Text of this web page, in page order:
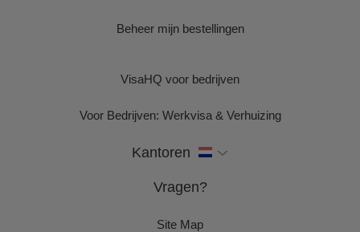
Beheer mijn bestellingen
VisaHQ voor bedrijven
Voor Bedrijven: Werkvisa & Verhuizing
Kantoren
Vragen?
Site Map